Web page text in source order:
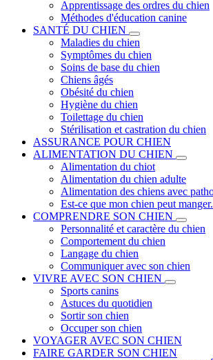
Apprentissage des ordres du chien
Méthodes d'éducation canine
SANTÉ DU CHIEN
Maladies du chien
Symptômes du chien
Soins de base du chien
Chiens âgés
Obésité du chien
Hygiène du chien
Toilettage du chien
Stérilisation et castration du chien
ASSURANCE POUR CHIEN
ALIMENTATION DU CHIEN
Alimentation du chiot
Alimentation du chien adulte
Alimentation des chiens avec
Est-ce que mon chien peut
COMPRENDRE SON CHIEN
Personnalité et caractère du chien
Comportement du chien
Langage du chien
Communiquer avec son chien
VIVRE AVEC SON CHIEN
Sports canins
Astuces du quotidien
Sortir son chien
Occuper son chien
VOYAGER AVEC SON CHIEN
FAIRE GARDER SON CHIEN